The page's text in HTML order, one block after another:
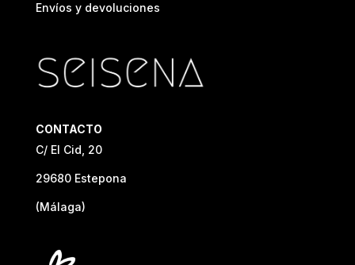
Envíos y devoluciones
CONTACTO
C/ El Cid, 20
29680 Estepona
(Málaga)